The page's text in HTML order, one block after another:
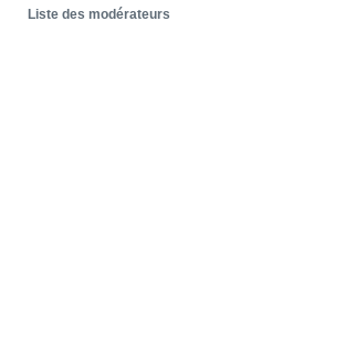
Liste des modérateurs